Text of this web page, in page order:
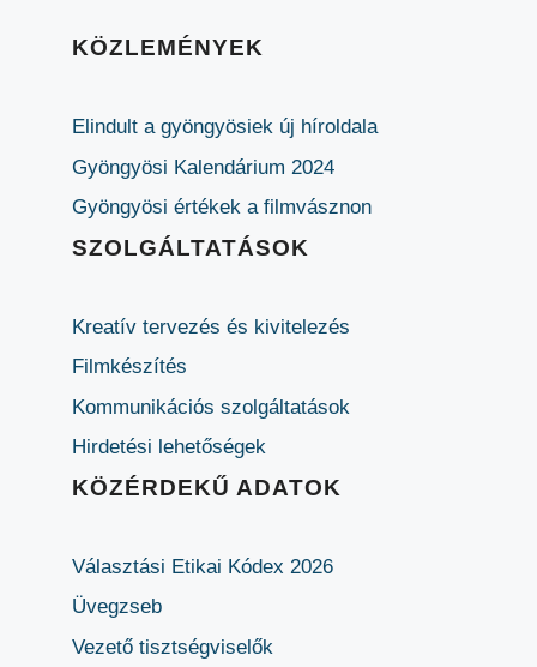
KÖZLEMÉNYEK
Elindult a gyöngyösiek új híroldala
Gyöngyösi Kalendárium 2024
Gyöngyösi értékek a filmvásznon
SZOLGÁLTATÁSOK
Kreatív tervezés és kivitelezés
Filmkészítés
Kommunikációs szolgáltatások
Hirdetési lehetőségek
KÖZÉRDEKŰ ADATOK
Választási Etikai Kódex 2026
Üvegzseb
Vezető tisztségviselők